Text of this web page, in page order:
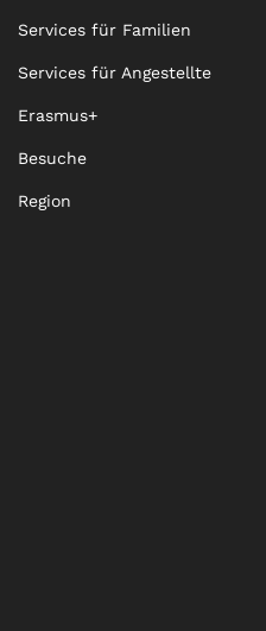
Services für Familien
Services für Angestellte
Erasmus+
Besuche
Region